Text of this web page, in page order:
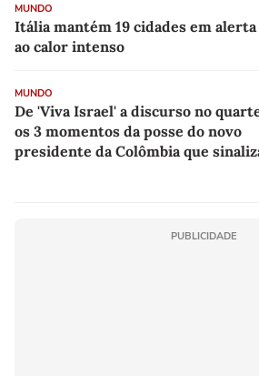
MUNDO
Itália mantém 19 cidades em
ao calor intenso
MUNDO
De 'Viva Israel' a discurso no
os 3 momentos da posse do novo
presidente da Colômbia que
PUBLICIDADE